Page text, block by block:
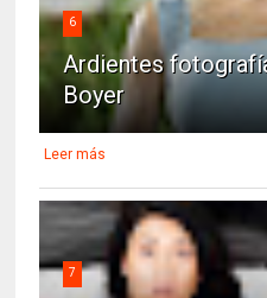
6
Ardientes
Boyer
Leer más
7